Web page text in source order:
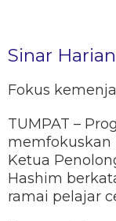
Sinar
Fokus
TUMPAT –
memfokuskan
Ketua
Hashim
ramai pelajar